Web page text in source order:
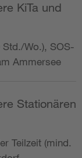
KiTa und
Std./Wo.), SOS-
Ammersee
Stationären
Teilzeit (mind.